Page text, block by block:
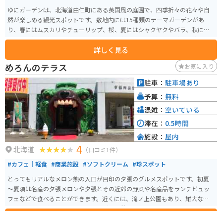
ゆにガーデンは、北海道由仁町にある英国風の庭園で、四季折々の花々や自
然が楽しめる観光スポットです。敷地内には15種類のテーマガーデンがあ
り、春にはムスカリやチューリップ、桜、夏にはシャクヤクやバラ、秋には
コキアの紅葉が見られます。特に、32,000株のコキアが一面に広がる光景は
ブッフェも楽しめるレストランがあります。また、「恋人の聖地」にも選ば
れており、デートスポットとしても人気です。アクセスも良好で、札幌から
車で約1時間の距離にあります。周辺にはユンニの湯や由仁町伏見台公園など
の観光スポットも多く、ゆにガーデンと合わせて一日中楽しむことができま
す。
詳しく見る
めろんのテラス お気に入り
北海道 4 （口コミ1件）
#カフェ｜軽食 #商業施設 #ソフトクリーム #珍スポット
とってもリアルなメロン熊の入口が目印の夕張のグルメスポットです。初夏
～夏頃は名産の夕張メロンや夕張とその近郊の野菜や名産品をランチビュッ
フェなどで食べることができます。近くには、滝ノ上公園もあり、雄大な滝
を眺めることができるのでツーリングの休憩地としてオススメです。
駐車： 駐車場あり
予算： 無料
混雑： 空いている
滞在： 0.5時間
施設： 屋内